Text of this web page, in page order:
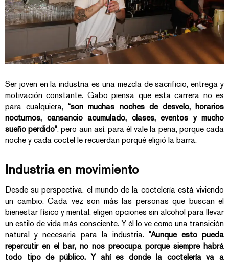
Ser joven en la industria es una mezcla de sacrificio, entrega y
motivación constante. Gabo piensa que esta carrera no es
para cualquiera,“son muchas noches de desvelo, horarios
nocturnos, cansancio acumulado, clases, eventos y mucho
sueño perdido”, pero aun así, para él vale la pena, porque cada
noche y cada coctel le recuerdan porqué eligió la barra.
Industria en movimiento
Desde su perspectiva, el mundo de la coctelería está viviendo
un cambio. Cada vez son más las personas que buscan el
bienestar físico y mental, eligen opciones sin alcohol para llevar
un estilo de vida más consciente. Y él lo ve como una transición
natural y necesaria para la industria. “Aunque esto pueda
repercutir en el bar, no nos preocupa porque siempre habrá
todo tipo de público. Y ahí es donde la coctelería va a